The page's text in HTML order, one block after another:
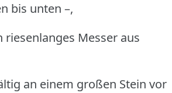
bis unten –,
riesenlanges Messer aus
an einem großen Stein vor